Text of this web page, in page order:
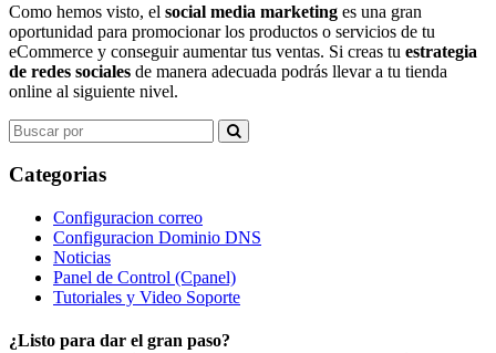
Como hemos visto, el social media marketing es una gran
oportunidad para promocionar los productos o servicios de tu
eCommerce y conseguir aumentar tus ventas. Si creas tu estrategia
de redes sociales de manera adecuada podrás llevar a tu tienda
online al siguiente nivel.
Search
for:
Categorias
Configuracion correo
Configuracion Dominio DNS
Noticias
Panel de Control (Cpanel)
Tutoriales y Video Soporte
¿Listo para dar el gran paso?